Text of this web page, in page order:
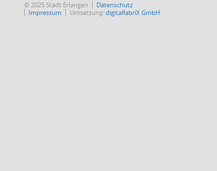
© 2025 Stadt Erlangen
Datenschutz
Impressum
Umsetzung:digitalfabriX GmbH